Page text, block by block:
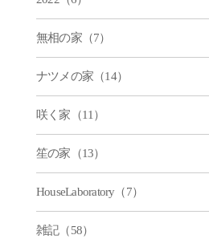
無相の家（7）
ナツメの家（14）
咲く家（11）
笙の家（13）
HouseLaboratory（7）
雑記（58）